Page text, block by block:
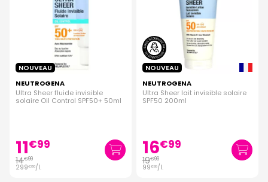
NOUVEAU
NEUTROGENA
Ultra Sheer fluide invisible
solaire Oil Control SPF50+ 50ml
11€99
14€99
299€80/l.
NOUVEAU
NEUTROGENA
Ultra Sheer lait invisible solaire
SPF50 200ml
16€99
19€99
99€95/l.